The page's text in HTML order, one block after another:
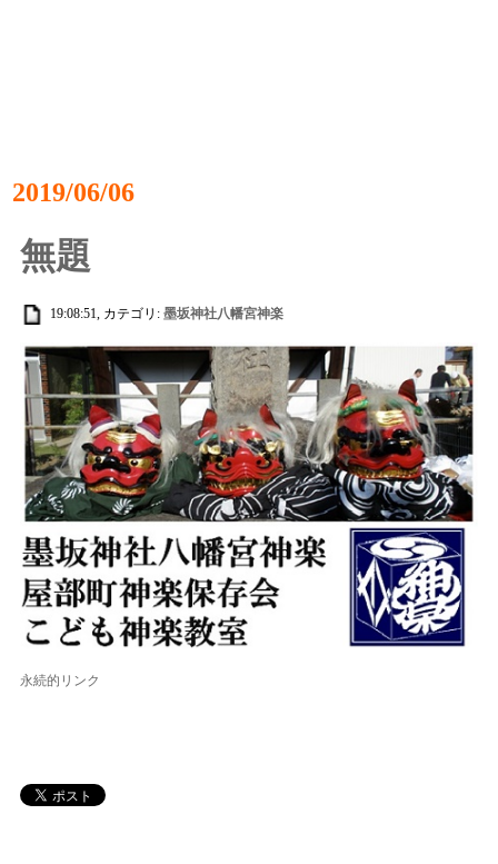
2019/06/06
無題
19:08:51, カテゴリ:墨坂神社八幡宮神楽
永続的リンク